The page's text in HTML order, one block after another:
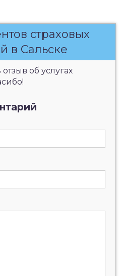
страховых
в Сальске
об услугах